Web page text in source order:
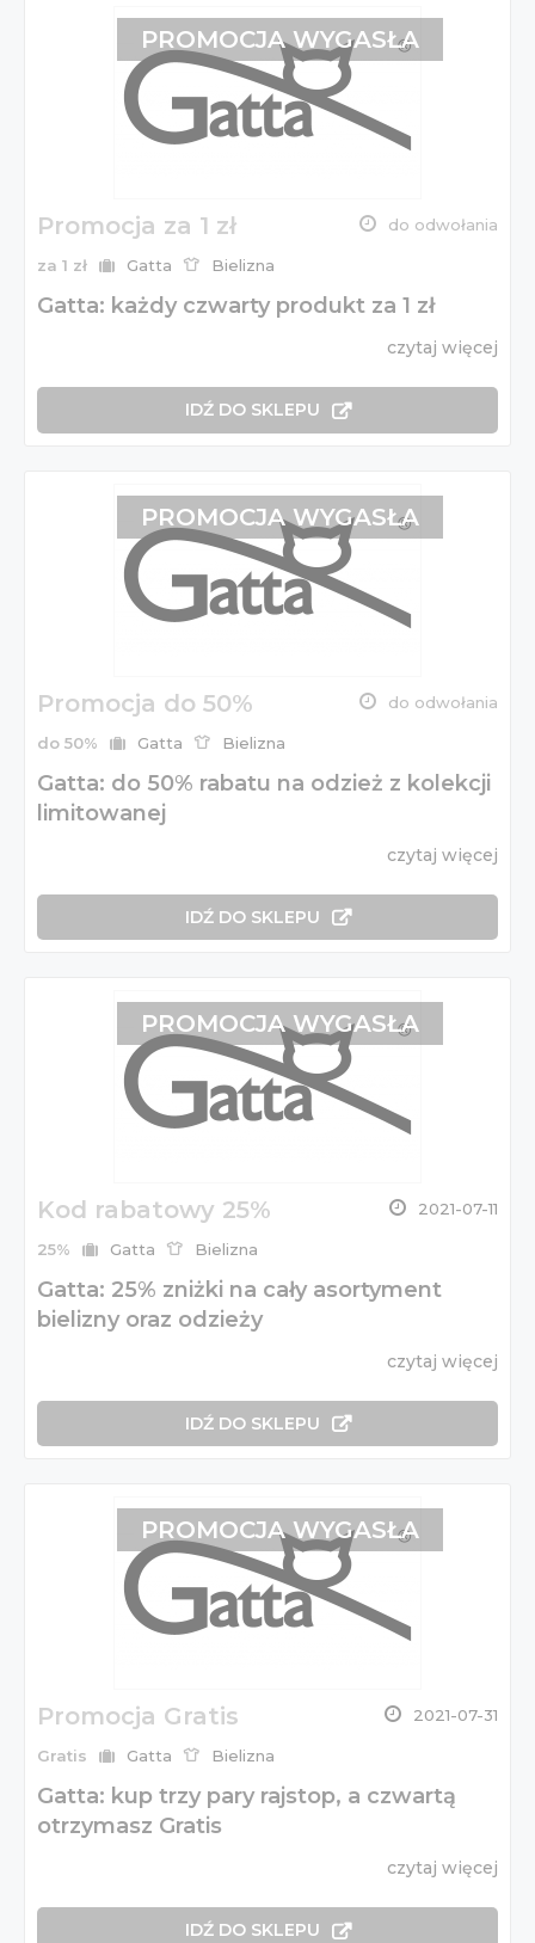
Promocja za 1 zł do odwołania
za 1 zł Gatta Bielizna
Gatta: każdy czwarty produkt za 1 zł
czytaj więcej
IDŹ DO SKLEPU
PROMOCJA WYGASŁA
Promocja do 50% do odwołania
do 50% Gatta Bielizna
Gatta: do 50% rabatu na odzież z kolekcji
limitowanej
czytaj więcej
IDŹ DO SKLEPU
PROMOCJA WYGASŁA
Kod rabatowy 25% 2021-07-11
25% Gatta Bielizna
Gatta: 25% zniżki na cały asortyment
bielizny oraz odzieży
czytaj więcej
IDŹ DO SKLEPU
PROMOCJA WYGASŁA
Promocja Gratis 2021-07-31
Gratis Gatta Bielizna
Gatta: kup trzy pary rajstop, a czwartą
otrzymasz Gratis
czytaj więcej
IDŹ DO SKLEPU
PROMOCJA WYGASŁA